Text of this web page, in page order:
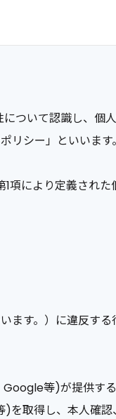
いて認識し、個
シー」といいます
により定義された
ます。）に違反す
等)が提供す
取得し、本人確